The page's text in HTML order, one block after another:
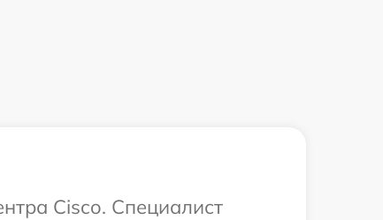
Cisco. Специалист